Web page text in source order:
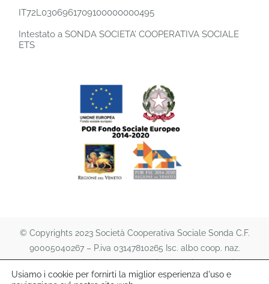
IT72L0306961709100000000495
Intestato a SONDA SOCIETA’ COOPERATIVA SOCIALE
ETS
© Copyrights 2023 Società Cooperativa Sociale Sonda C.F.
90005040267 – P.iva 03147810265 Isc. albo coop. naz.
A151474 | All rights reserved. |Privacy PolicyeCookie
Policy |lafutura s.a.s.
Usiamo i cookie per fornirti la miglior esperienza d'uso e